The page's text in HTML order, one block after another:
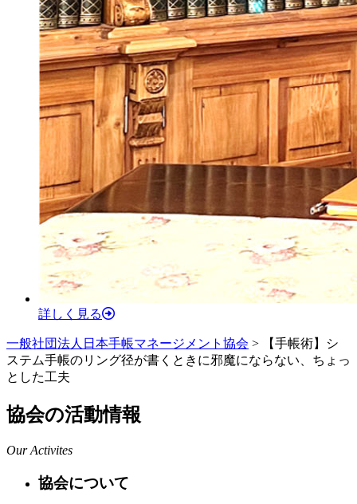
詳しく見る
一般社団法人日本手帳マネージメント協会 >
【手帳術】シ
ステム手帳のリング径が書くときに邪魔にならない、ちょっ
とした工夫
協会の活動情報
Our Activites
協会について